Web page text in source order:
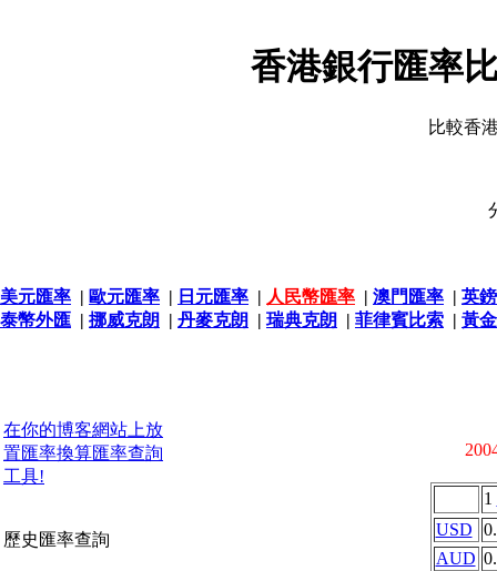
香港銀行匯率
比較香
美元匯率 | 歐元匯率 | 日元匯率 | 人民幣匯率 | 澳門匯率 | 英
泰幣外匯 | 挪威克朗 | 丹麥克朗 | 瑞典克朗 | 菲律賓比索 | 黃
在你的博客網站上放
置匯率換算匯率查詢
工具!
歷史匯率查詢
1
USD
AUD